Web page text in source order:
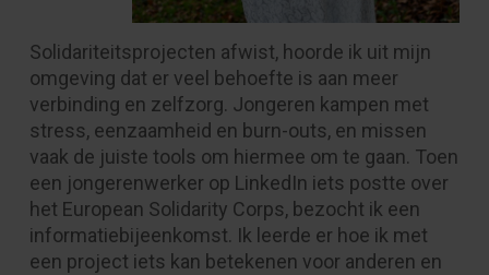
Solidariteitsprojecten afwist, hoorde ik uit mijn
omgeving dat er veel behoefte is aan meer
verbinding en zelfzorg. Jongeren kampen met
stress, eenzaamheid en burn-outs, en missen
vaak de juiste tools om hiermee om te gaan. Toen
een jongerenwerker op LinkedIn iets postte over
het European Solidarity Corps, bezocht ik een
informatiebijeenkomst. Ik leerde er hoe ik met
een project iets kan betekenen voor anderen en